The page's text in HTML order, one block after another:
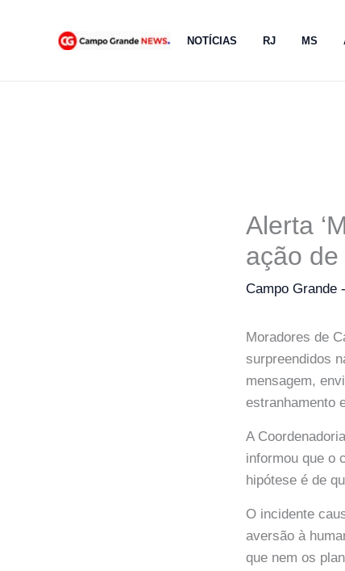
NOTÍCIAS RJ MS
Alerta
ação
Campo Grande
Moradores de
surpreendidos
mensagem,
estranhamento
A
informou que o
hipótese é de
O incidente
aversão à
que nem os